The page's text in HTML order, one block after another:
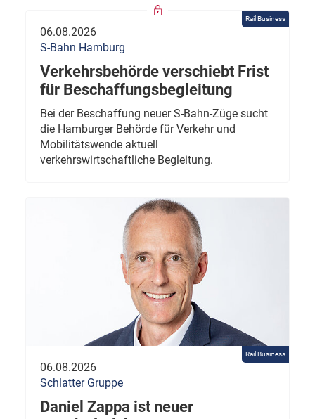
Rail Business
06.08.2026
S-Bahn Hamburg
Verkehrsbehörde verschiebt Frist
für Beschaffungsbegleitung
Bei der Beschaffung neuer S-Bahn-Züge sucht
die Hamburger Behörde für Verkehr und
Mobilitätswende aktuell
verkehrswirtschaftliche Begleitung.
Rail Business
06.08.2026
Schlatter Gruppe
Daniel Zappa ist neuer